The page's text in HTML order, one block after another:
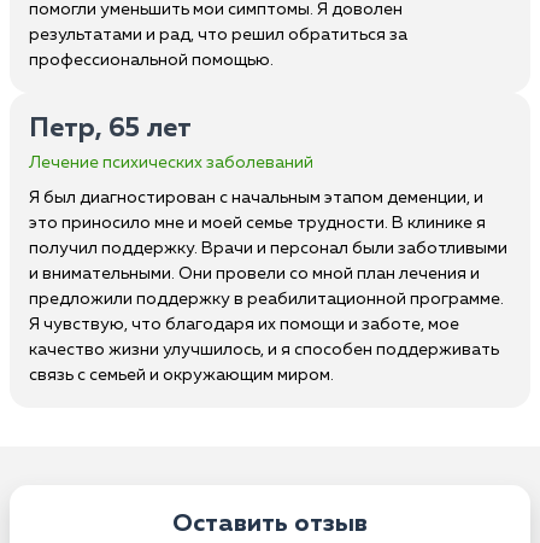
помогли уменьшить мои симптомы. Я доволен
результатами и рад, что решил обратиться за
профессиональной помощью.
Петр, 65 лет
Лечение психических заболеваний
Я был диагностирован с начальным этапом деменции, и
это приносило мне и моей семье трудности. В клинике я
получил поддержку. Врачи и персонал были заботливыми
и внимательными. Они провели со мной план лечения и
предложили поддержку в реабилитационной программе.
Я чувствую, что благодаря их помощи и заботе, мое
качество жизни улучшилось, и я способен поддерживать
связь с семьей и окружающим миром.
Оставить отзыв